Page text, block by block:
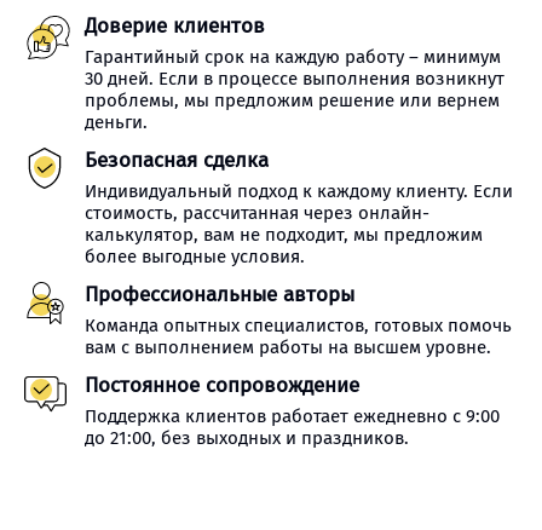
Доверие клиентов
Гарантийный срок на каждую работу – минимум
30 дней. Если в процессе выполнения возникнут
проблемы, мы предложим решение или вернем
деньги.
Безопасная сделка
Индивидуальный подход к каждому клиенту. Если
стоимость, рассчитанная через онлайн-
калькулятор, вам не подходит, мы предложим
более выгодные условия.
Профессиональные авторы
Команда опытных специалистов, готовых помочь
вам с выполнением работы на высшем уровне.
Постоянное сопровождение
Поддержка клиентов работает ежедневно с 9:00
до 21:00, без выходных и праздников.